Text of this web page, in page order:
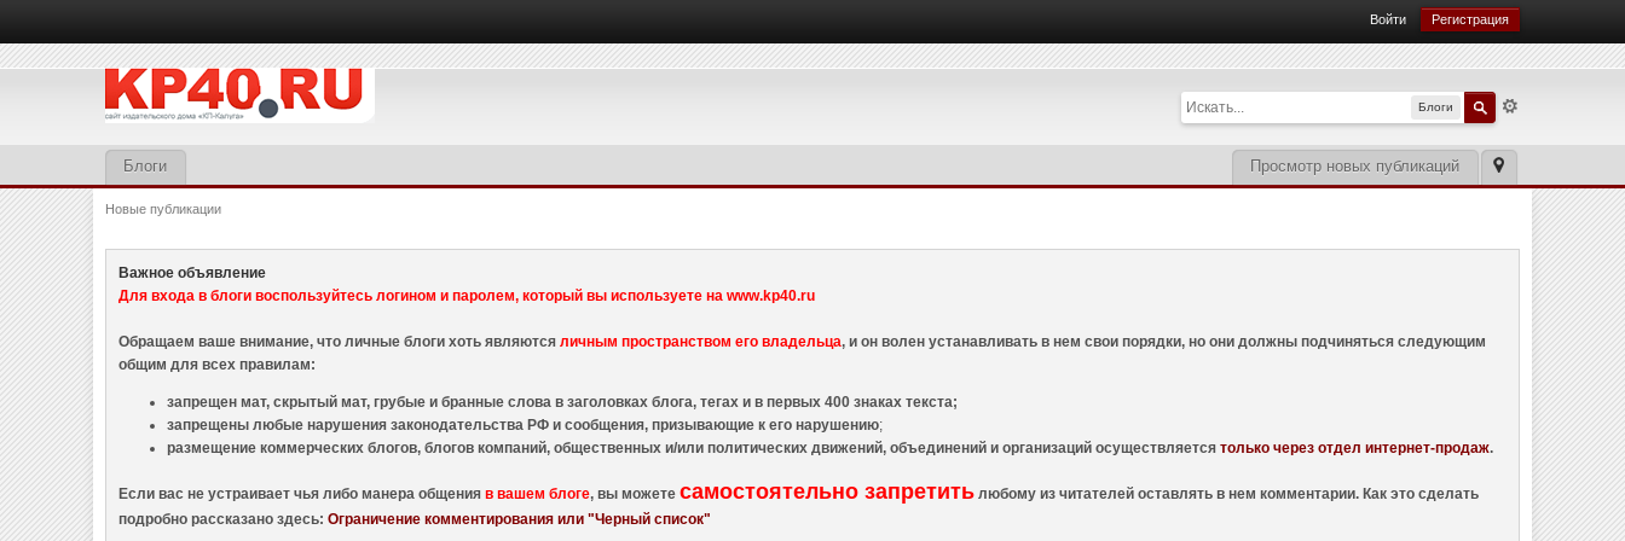
Войти Регистрация
Блоги
Просмотр новых публикаций
Блоги
Новые публикации
Важное объявление
Для входа в блоги воспользуйтесь логином и паролем, который вы используете на www.kp40.ru
Обращаем ваше внимание, что личные блоги хоть являютсяличным пространством его владельца, и он волен устанавливать в нем свои порядки, но они должны подчиняться следующим
общим для всех правилам:
запрещен мат, скрытый мат, грубые и бранные слова в заголовках блога, тегах и в первых 400 знаках текста;
запрещены любые нарушения законодательства РФ и сообщения, призывающие к его нарушению;
размещение коммерческих блогов, блогов компаний, общественных и/или политических движений, объединений и организаций осуществляетсятолько через отдел интернет-продаж.
Если вас не устраивает чья либо манера общенияв вашем блоге, вы можетесамостоятельно запретить любому из читателей оставлять в нем комментарии. Как это сделать
подробно рассказано здесь:Ограничение комментирования или "Черный список"